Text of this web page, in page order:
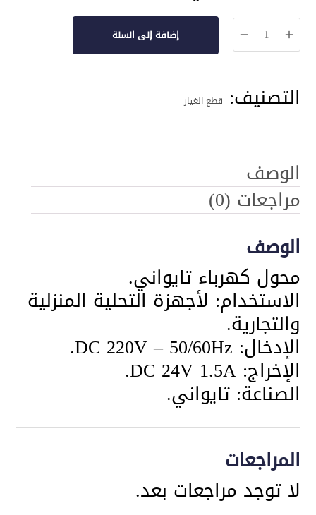
كمية
محول
للفلتر
إضافة إلى السلة
التصنيف: قطع الغيار
الوصف
مراجعات (0)
الوصف
محول كهرباء تايواني.
الاستخدام: لأجهزة التحلية المنزلية
والتجارية.
الإدخال: DC 220V – 50/60Hz.
الإخراج: DC 24V 1.5A.
الصناعة: تايواني.
المراجعات
لا توجد مراجعات بعد.